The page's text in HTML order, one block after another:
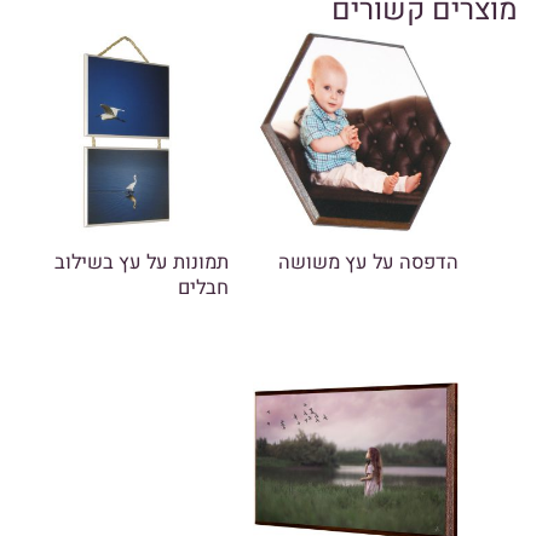
מוצרים קשורים
הדפסה על עץ משושה
תמונות על עץ בשילוב
חבלים